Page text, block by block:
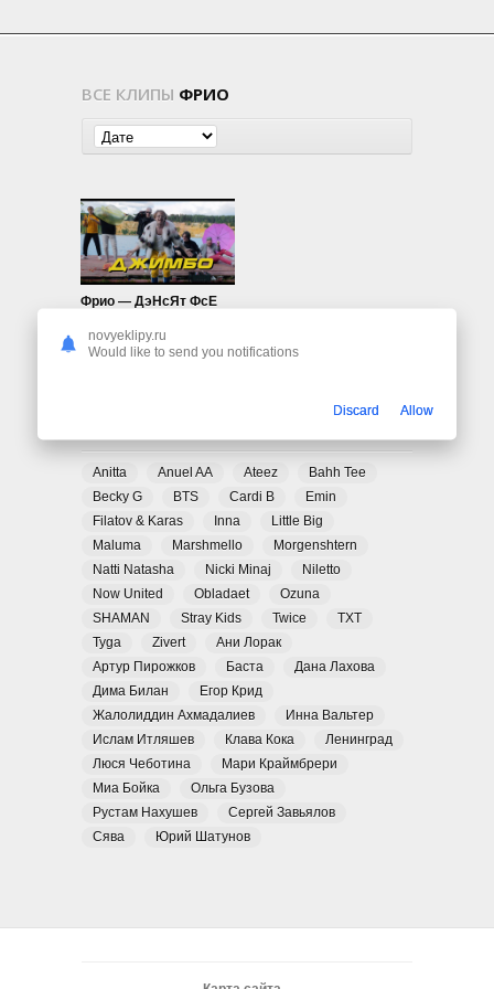
ВСЕ КЛИПЫ ФРИО
Фрио — ДэНсЯт ФсЕ
Anitta Anuel AA Ateez
Bahh Tee
Becky G
BTS Cardi B
Emin
Filatov & Karas
Inna
Little Big
Maluma
Marshmello
Morgenshtern
Natti Natasha
Nicki Minaj
Niletto
Now United
Obladaet
Ozuna
SHAMAN
Stray Kids Twice
TXT
Tyga
Zivert
Ани Лорак
Артур Пирожков
Баста
Дана Лахова
Дима Билан
Егор Крид
Жалолиддин Ахмадалиев
Инна Вальтер
Ислам Итляшев
Клава Кока
Ленинград
Люся Чеботина
Мари Краймбрери
Миа Бойка
Ольга Бузова
Рустам Нахушев
Сергей Завьялов
Сява
Юрий Шатунов
novyeklipy.ru
Would like to send you notifications
Discard Allow